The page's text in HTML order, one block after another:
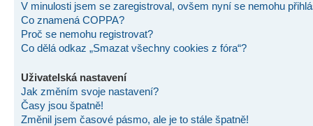
V minulosti jsem se zaregistroval, ovšem nyní se nemohu
Co znamená COPPA?
Proč se nemohu registrovat?
Co dělá odkaz „Smazat všechny cookies z fóra“?
Uživatelská nastavení
Jak změním svoje nastavení?
Časy jsou špatně!
Změnil jsem časové pásmo, ale je to stále špatně!